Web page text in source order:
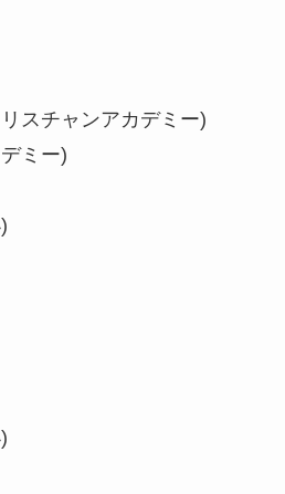
スチャンアカデミー)
ミー)